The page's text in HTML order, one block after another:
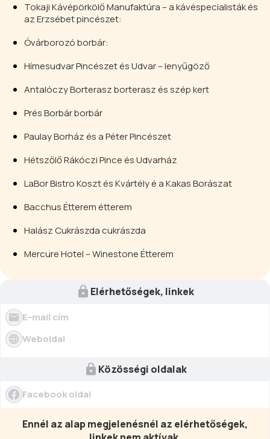
Tokaji Kávépörkölő Manufaktúra – a kávéspecialisták és
az Erzsébet pincészet:
Óvárborozó borbár:
Hímesudvar Pincészet és Udvar – lenyűgöző
Antalóczy Borterasz borterasz és szép kert
Prés Borbár borbár
Paulay Borház és a Péter Pincészet
Hétszőlő Rákóczi Pince és Udvarház
LaBor Bistro Koszt és Kvártély é a Kakas Borászat
Bacchus Étterem étterem
Halász Cukrászda cukrászda
Mercure Hotel – Winestone Étterem
Elérhetőségek, linkek
E-mail cím
Weboldal
Közösségi oldalak
Facebook oldal
Ennél az alap megjelenésnél az elérhetőségek,